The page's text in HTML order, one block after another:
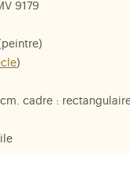
9179
)
cadre :